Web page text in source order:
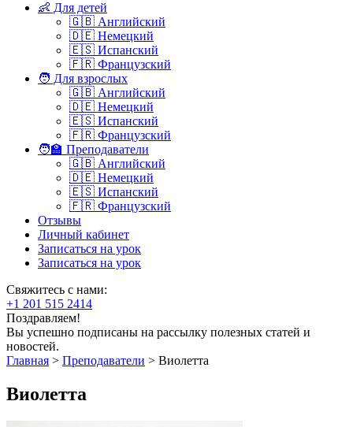
👶 Для детей
🇬🇧 Английский
🇩🇪 Немецкий
🇪🇸 Испанский
🇫🇷 Французский
🧑 Для взрослых
🇬🇧 Английский
🇩🇪 Немецкий
🇪🇸 Испанский
🇫🇷 Французский
🧑‍🏫 Преподаватели
🇬🇧 Английский
🇩🇪 Немецкий
🇪🇸 Испанский
🇫🇷 Французский
Отзывы
Личный кабинет
Записаться на урок
Записаться на урок
Свяжитесь с нами:
+1 201 515 2414
Поздравляем!
Вы успешно подписаны на рассылку полезных статей и
новостей.
Главная > Преподаватели > Виолетта
Виолетта